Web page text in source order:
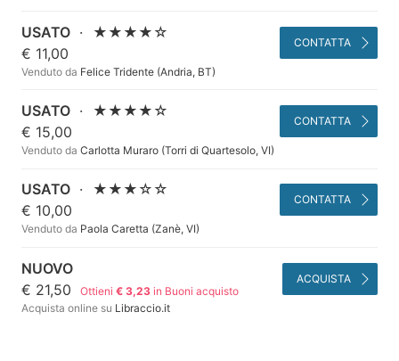
USATO ·
★★★★☆
€ 11,00
Venduto da Felice Tridente (Andria, BT)
CONTATTA
USATO ·
★★★★☆
€ 15,00
Venduto da Carlotta Muraro (Torri di Quartesolo, VI)
CONTATTA
USATO ·
★★★☆☆
€ 10,00
Venduto da Paola Caretta (Zanè, VI)
CONTATTA
NUOVO
€ 21,50
Ottieni€ 3,23 in Buoni acquisto
Acquista online su Libraccio.it
ACQUISTA